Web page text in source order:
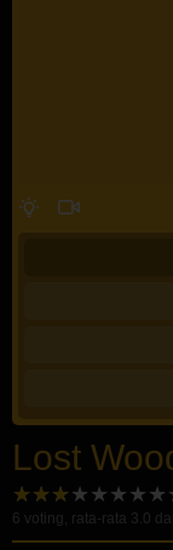
Lost
6 voting, rata-rata 3.0